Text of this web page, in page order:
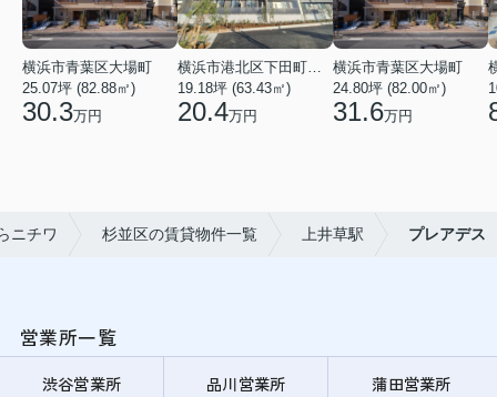
横浜市青葉区大場町
25.07坪 (82.88㎡)
30.3万円
19.18坪 (63.43㎡)
20.4万円
横浜市青葉区大場町
24.80坪 (82.00㎡)
31.6万円
ニチワ 杉並区の賃貸物件一覧 上井草駅 プレアデス
営業所一覧
渋谷営業所 品川営業所 蒲田営業所